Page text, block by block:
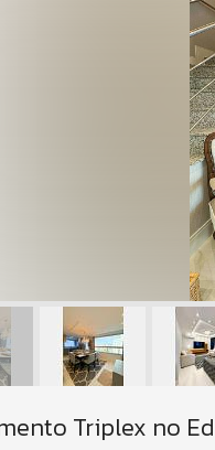
Triplex no